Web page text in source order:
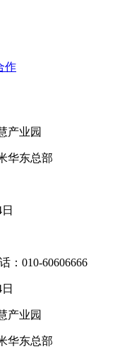
作
产业园
华东总部
：010-60606666
产业园
华东总部